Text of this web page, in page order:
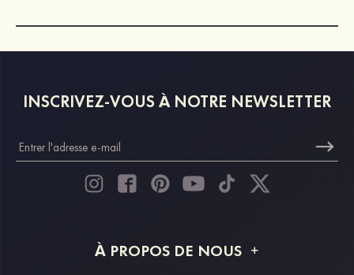
INSCRIVEZ-VOUS À NOTRE NEWSLETTER
À PROPOS DE NOUS